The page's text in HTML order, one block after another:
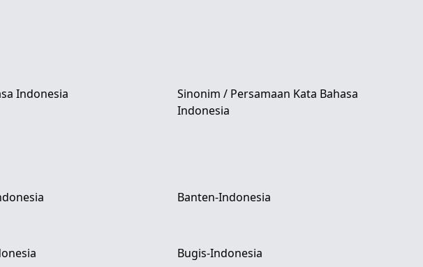
Indonesia
Sinonim / Persamaan Kata Bahasa
Indonesia
Banten-Indonesia
Bugis-Indonesia